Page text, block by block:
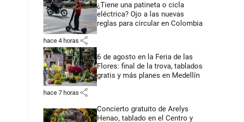
¿Tiene una patineta o cicla
eléctrica? Ojo a las nuevas
reglas para circular en Colombia
hace 4 horas share
6 de agosto en la Feria de las
Flores: final de la trova, tablados
gratis y más planes en Medellín
hace 7 horas share
Concierto gratuito de Arelys
Henao, tablado en el Centro y